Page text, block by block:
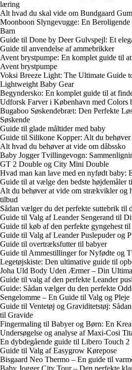
læring
Alt hvad du skal vide om Bundgaard
Moonboon Slyngevugge: En
Barn
Guide til Done by Deer Gulvspejl: Et
Guide til anvendelse af ammebrikker
Avent brystpumpe: En komplet guide til
Avent brystpumpe
Voksi Breeze Light: The Ultimate Guide
Lightweight Baby Gear
Begyndersko: En komplet guide til at
Udforsk Farver i København med Colors
Bugaboo Søskendebræt: Den Perfekte
Søskende
Guide til glade måltider med baby
Guide til Silikone Kopper: Alt du behøver
Alt hvad du behøver at vide om dåbssko
Baby Jogger Tvillingevogn:
GT 2 Double og City Mini Double
Hvad man kan lave med en nyfødt baby:
Guide til at vælge den bedste højdemåler
Alt du behøver at vide om strækvikler og
tilbud
Sådan vælger du det perfekte suttebrik til
Guide til Valg af Leander Sengerand til
Guide til køb af den perfekte gyngehest
Guide til Valg af Leander Puslepuder og
Guide til overtræksfutter til babyer
Guide til Ammestillinger for Nyfødte og
Legetøjskiste: Den ultimative guide til
Joha Uld Body Uden Ærmer – Din
Guide til valg af den perfekte Leander
Guide: Sådan vælger du den perfekte
Sengelomme – En Guide til Valg og Pleje
Guide til Ventetøj og Graviditetstøj:
til Gravide
Fingermaling til Babyer og Børn: En
Undersøgelse og analyse af Maxi-Cosi
En dybdegående guide til Libero Touch 2
Guide til Valg af Easygrow Kørepose
Bisgaard Neo Thermo – En guide til
Baby Jogger City Tour – Den perfekte